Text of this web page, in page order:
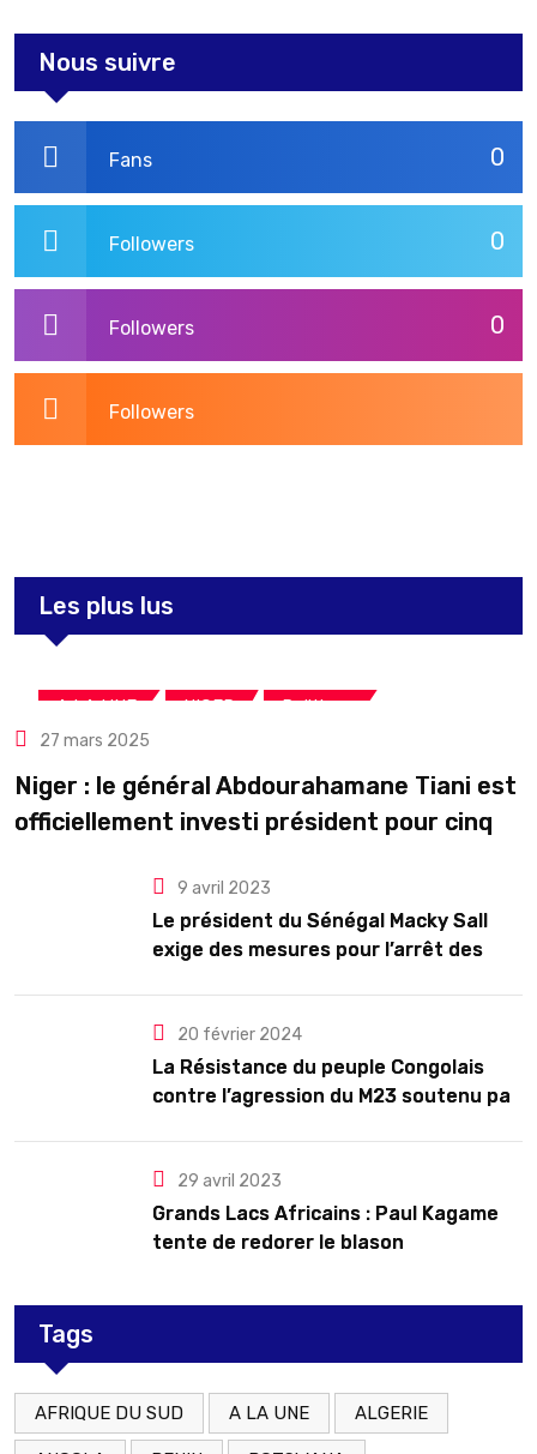
Nous suivre
0
Fans
0
Followers
0
Followers
Followers
Les plus lus
A LA UNE NIGER Politique
27 mars 2025
Niger : le général Abdourahamane Tiani est
officiellement investi président pour cinq
9 avril 2023
Le président du Sénégal Macky Sall
exige des mesures pour l’arrêt des
20 février 2024
La Résistance du peuple Congolais
contre l’agression du M23 soutenu par
29 avril 2023
Grands Lacs Africains : Paul Kagame
tente de redorer le blason
Tags
AFRIQUE DU SUD A LA UNE ALGERIE